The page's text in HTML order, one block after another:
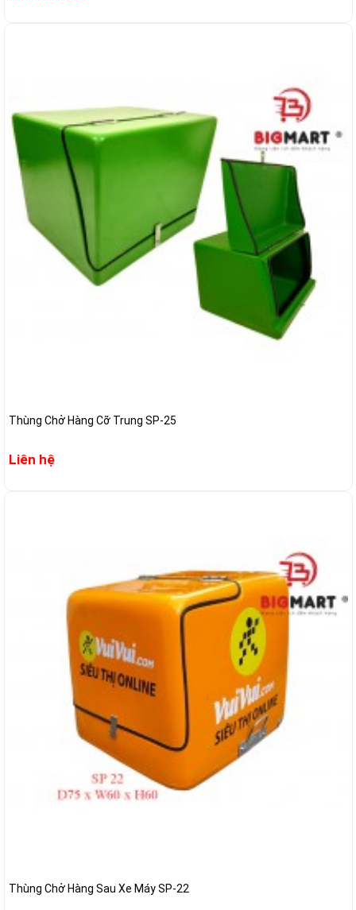
Thùng Chở Hàng Cỡ Trung SP-25
Liên hệ
Thùng Chở Hàng Sau Xe Máy SP-22